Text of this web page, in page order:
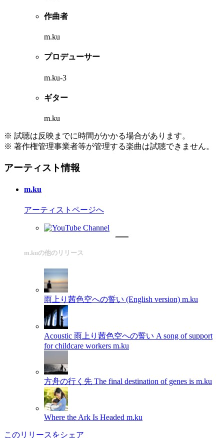
作曲者
m.ku
プロデューサー
m.ku-3
ギター
m.ku
※ 試聴は反映までに時間がかかる場合があります。
※ 著作権管理事業者等が管理する楽曲は試聴できません。
アーティスト情報
m.ku
アーティストページへ
m.kuの他のリリース
雨上り茜色空への誓い (English version) m.ku
Acoustic 雨上り茜色空への誓い A song of support
for childcare workers m.ku
方舟の行く先 The final destination of genes is m.ku
Where the Ark Is Headed m.ku
このリリースをシェア